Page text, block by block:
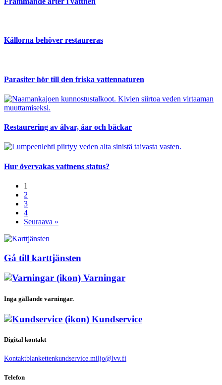
Källorna behöver restaureras
Parasiter hör till den friska vattennaturen
Restaurering av älvar, åar och bäckar
Hur övervakas vattnens status?
1
2
3
4
Seuraava »
Gå till karttjänsten
Varningar
Inga gällande varningar.
Kundservice
Digital kontakt
Kontaktblankettenkundservice.miljo@lvv.fi
Telefon